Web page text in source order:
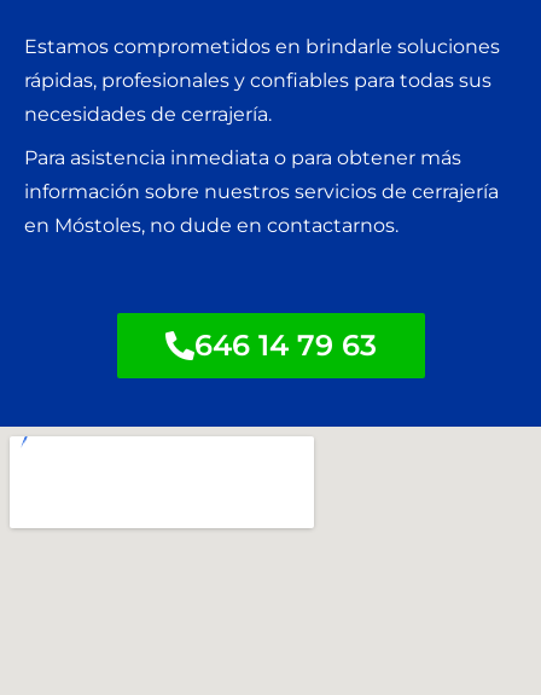
Estamos comprometidos en brindarle soluciones
rápidas, profesionales y confiables para todas sus
necesidades de cerrajería.
Para asistencia inmediata o para obtener más
información sobre nuestros servicios de cerrajería
en Móstoles, no dude en contactarnos.
646 14 79 63